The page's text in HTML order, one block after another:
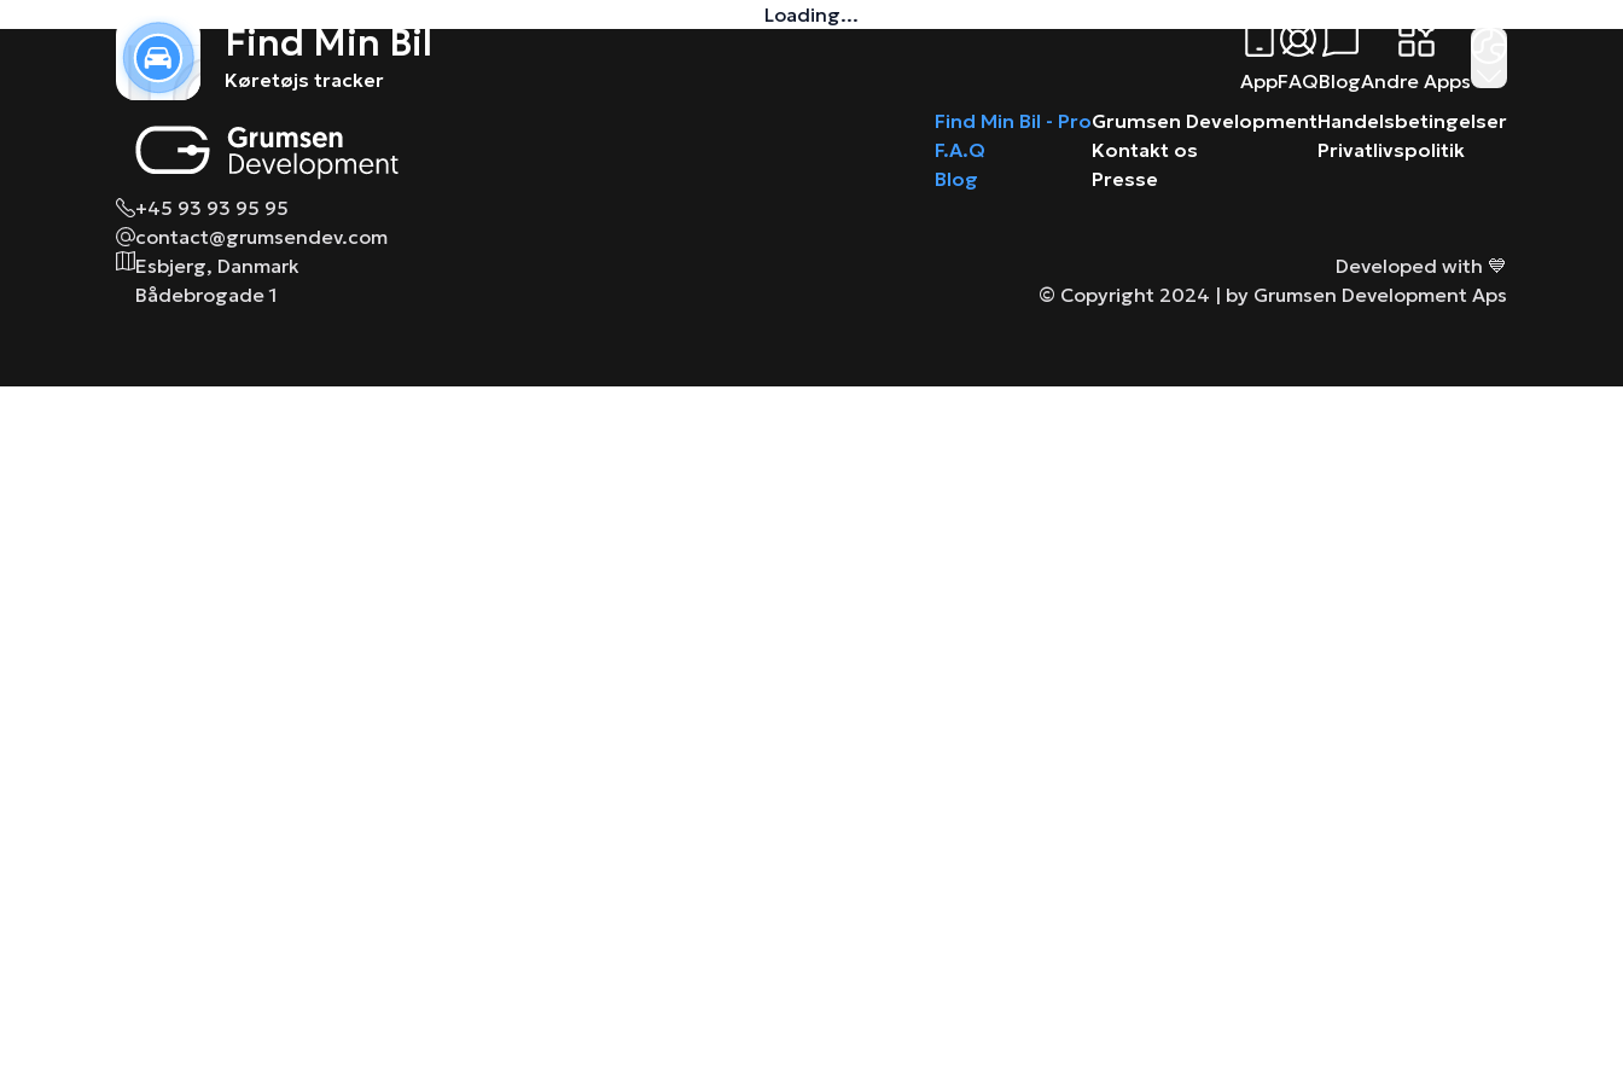
Find Min Bil
Køretøjs tracker AppFAQBlogAndre Apps
Loading...
+45 93 93 95 95
contact@grumsendev.com
Esbjerg, Danmark
Bådebrogade 1
Find Min Bil - Pro
F.A.Q
Blog
Grumsen Development
Kontakt os
Presse
Handelsbetingelser
Privatlivspolitik
Developed with 💙
© Copyright 2024 | by Grumsen Development Aps